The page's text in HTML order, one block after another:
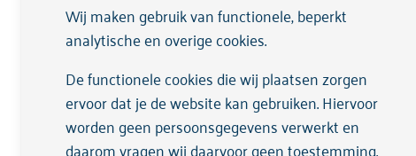
Gereedschapskoffer voor een goed
Dagelijks onderhoud
Triggers en Actieplan
Vroege Waarschuwingstekens en
Signalen van Ontsporing en Actieplan
Wij maken gebruik van functionele, beperkt
analytische en overige cookies.
De functionele cookies die wij plaatsen zorgen
ervoor dat je de website kan gebruiken. Hiervoor
worden geen persoonsgegevens verwerkt en
daarom vragen wij daarvoor geen toestemming.